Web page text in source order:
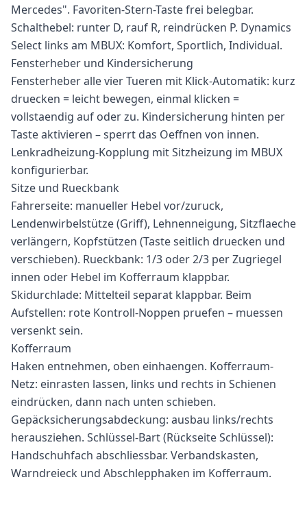
Mercedes". Favoriten-Stern-Taste frei belegbar.
Schalthebel: runter D, rauf R, reindrücken P. Dynamics
Select links am MBUX: Komfort, Sportlich, Individual.
Fensterheber und Kindersicherung
Fensterheber alle vier Tueren mit Klick-Automatik: kurz
druecken = leicht bewegen, einmal klicken =
vollstaendig auf oder zu. Kindersicherung hinten per
Taste aktivieren – sperrt das Oeffnen von innen.
Lenkradheizung-Kopplung mit Sitzheizung im MBUX
konfigurierbar.
Sitze und Rueckbank
Fahrerseite: manueller Hebel vor/zuruck,
Lendenwirbelstütze (Griff), Lehnenneigung, Sitzflaeche
verlängern, Kopfstützen (Taste seitlich druecken und
verschieben). Rueckbank: 1/3 oder 2/3 per Zugriegel
innen oder Hebel im Kofferraum klappbar.
Skidurchlade: Mittelteil separat klappbar. Beim
Aufstellen: rote Kontroll-Noppen pruefen – muessen
versenkt sein.
Kofferraum
Haken entnehmen, oben einhaengen. Kofferraum-
Netz: einrasten lassen, links und rechts in Schienen
eindrücken, dann nach unten schieben.
Gepäcksicherungsabdeckung: ausbau links/rechts
herausziehen. Schlüssel-Bart (Rückseite Schlüssel):
Handschuhfach abschliessbar. Verbandskasten,
Warndreieck und Abschlepphaken im Kofferraum.